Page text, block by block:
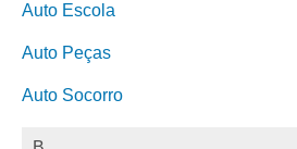
Auto Escola
Auto Peças
Auto Socorro